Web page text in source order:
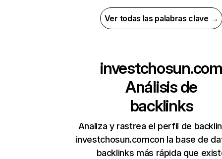
Ver todas las palabras clave →
investchosun.com
Análisis de
backlinks
Analiza y rastrea el perfil de
investchosun.comcon la base de
backlinks más rápida que